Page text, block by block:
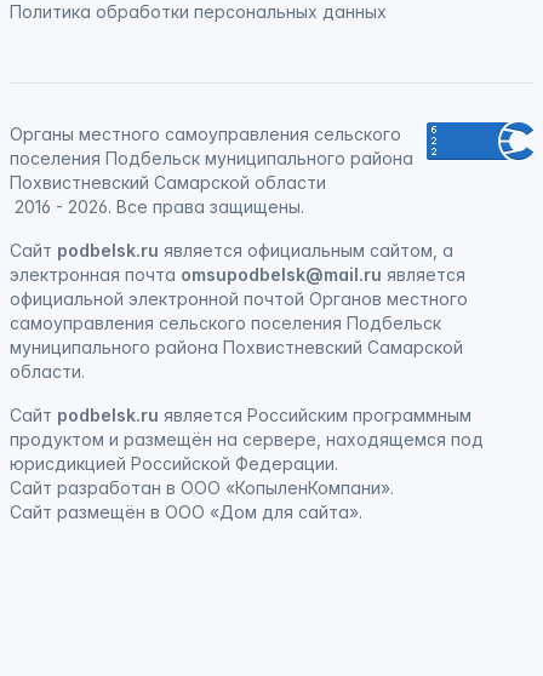
Политика обработки персональных данных
Органы местного самоуправления сельского
поселения Подбельск муниципального района
Похвистневский Самарской области
2016 - 2026. Все права защищены.
Сайт podbelsk.ru является официальным сайтом, а
электронная почта omsupodbelsk@mail.ru является
официальной электронной почтой Органов местного
самоуправления сельского поселения Подбельск
муниципального района Похвистневский Самарской
области.
Сайт podbelsk.ru является Российским программным
продуктом и размещён на сервере, находящемся под
юрисдикцией Российской Федерации.
Сайт разработан в ООО «КопыленКомпани».
Сайт размещён в ООО «Дом для сайта».